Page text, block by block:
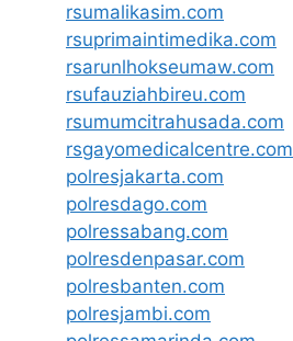
rsumalikasim.com
rsuprimaintimedika.com
rsarunlhokseumaw.com
rsufauziahbireu.com
rsumumcitrahusada.com
rsgayomedicalcentre.com
polresjakarta.com
polresdago.com
polressabang.com
polresdenpasar.com
polresbanten.com
polresjambi.com